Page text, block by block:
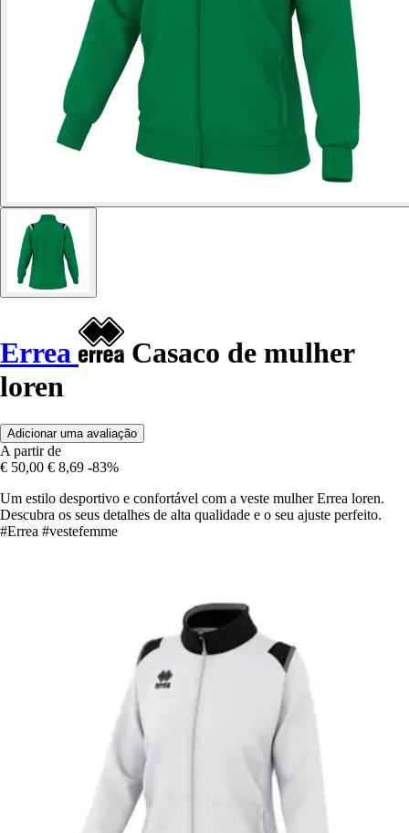
Errea
Casaco de mulher
loren
Adicionar uma avaliação
A partir de
€ 50,00 € 8,69 -83%
Um estilo desportivo e confortável com a veste mulher Errea loren.
Descubra os seus detalhes de alta qualidade e o seu ajuste perfeito.
#Errea #vestefemme